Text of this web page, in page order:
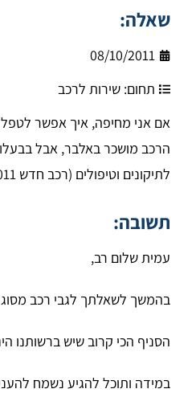
שאלה:
08/10/2011
תחום: שירות לרכב
אם אני מחיפה, איך אפשר
הרכב מושכר באלבר, אבל
לתיקונים וטיפולים (רכב חדש 2011)
תשובה:
עמית שלום רב,
בהמשך לשאלתך לגבי רכב מסוג
הסניף הכי קרוב שיש ברשותנו
במידה ותוכל להגיע נשמח